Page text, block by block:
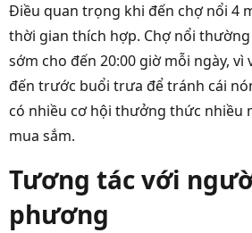
Điều quan trọng khi đến chợ nổi 4
thời gian thích hợp. Chợ nổi
sớm cho đến 20:00 giờ mỗi ngày, vì
đến trước buổi trưa để tránh cái
có nhiều cơ hội thưởng thức nhiều
mua sắm.
Tương tác với
phương